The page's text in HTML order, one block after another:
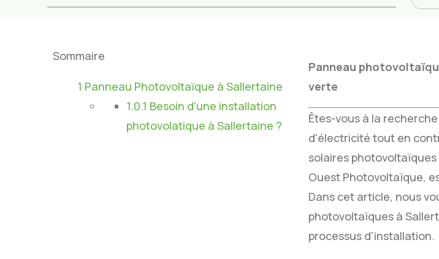
Sommaire
1 Panneau Photovoltaïque à Sallertaine
1.0.1 Besoin d'une installation
photovolatique à Sallertaine ?
Panneau
verte
Êtes-vous à la
d'électricité tout en
solaires
Ouest Photovoltaïque,
Dans cet article, nous
photovoltaïques à
processus d'installation.